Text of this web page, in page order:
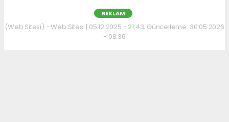
REKLAM
(Web Sitesi) - Web Sitesi | 05.12.2025 - 21:43, Güncelleme: 30.05.2026
- 08:36